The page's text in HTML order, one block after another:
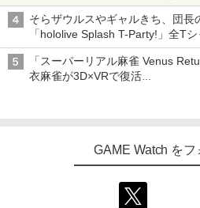
「特製ガーリックマヨソース」を
そらザウルスやギャルきち、団長
「hololive Splash T-Party!」全T
ライン販売開始
「スーパーリアル麻雀 Venus
衣麻雀が3D×VRで復活
GAME Watch をフ